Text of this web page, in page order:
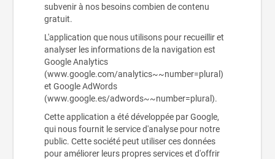
subvenir à nos besoins combien de contenu
gratuit.
L'application que nous utilisons pour recueillir et
analyser les informations de la navigation est
Google Analytics
(www.google.com/analytics~~number=plural)
et Google AdWords
(www.google.es/adwords~~number=plural).
Cette application a été développée par Google,
qui nous fournit le service d'analyse pour notre
public. Cette société peut utiliser ces données
pour améliorer leurs propres services et d'offrir